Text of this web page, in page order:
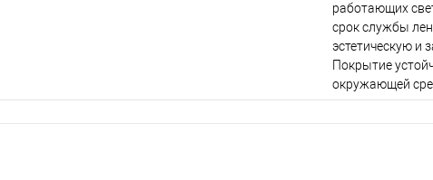
работающих
срок службы
эстетическую и
Покрытие
окружающей